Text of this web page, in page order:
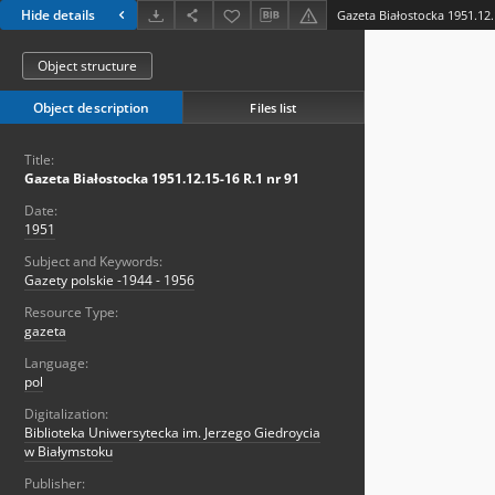
Hide details Gazeta Białostocka
Object structure
Object description Files list
Title:
Gazeta Białostocka 1951.12.15-16 R.1 nr 91
Date:
1951
Subject and Keywords:
Gazety polskie -1944 - 1956
Resource Type:
gazeta
Language:
pol
Digitalization:
Biblioteka Uniwersytecka im. Jerzego Giedroycia
w Białymstoku
Publisher: